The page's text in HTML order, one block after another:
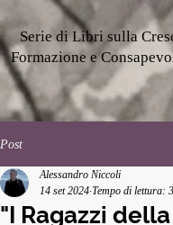
Serie di Libri sulla
Formazione e
Post
"I Ragazzi della
Alessandro Niccoli
14 set 2024 Tempo di lettura: